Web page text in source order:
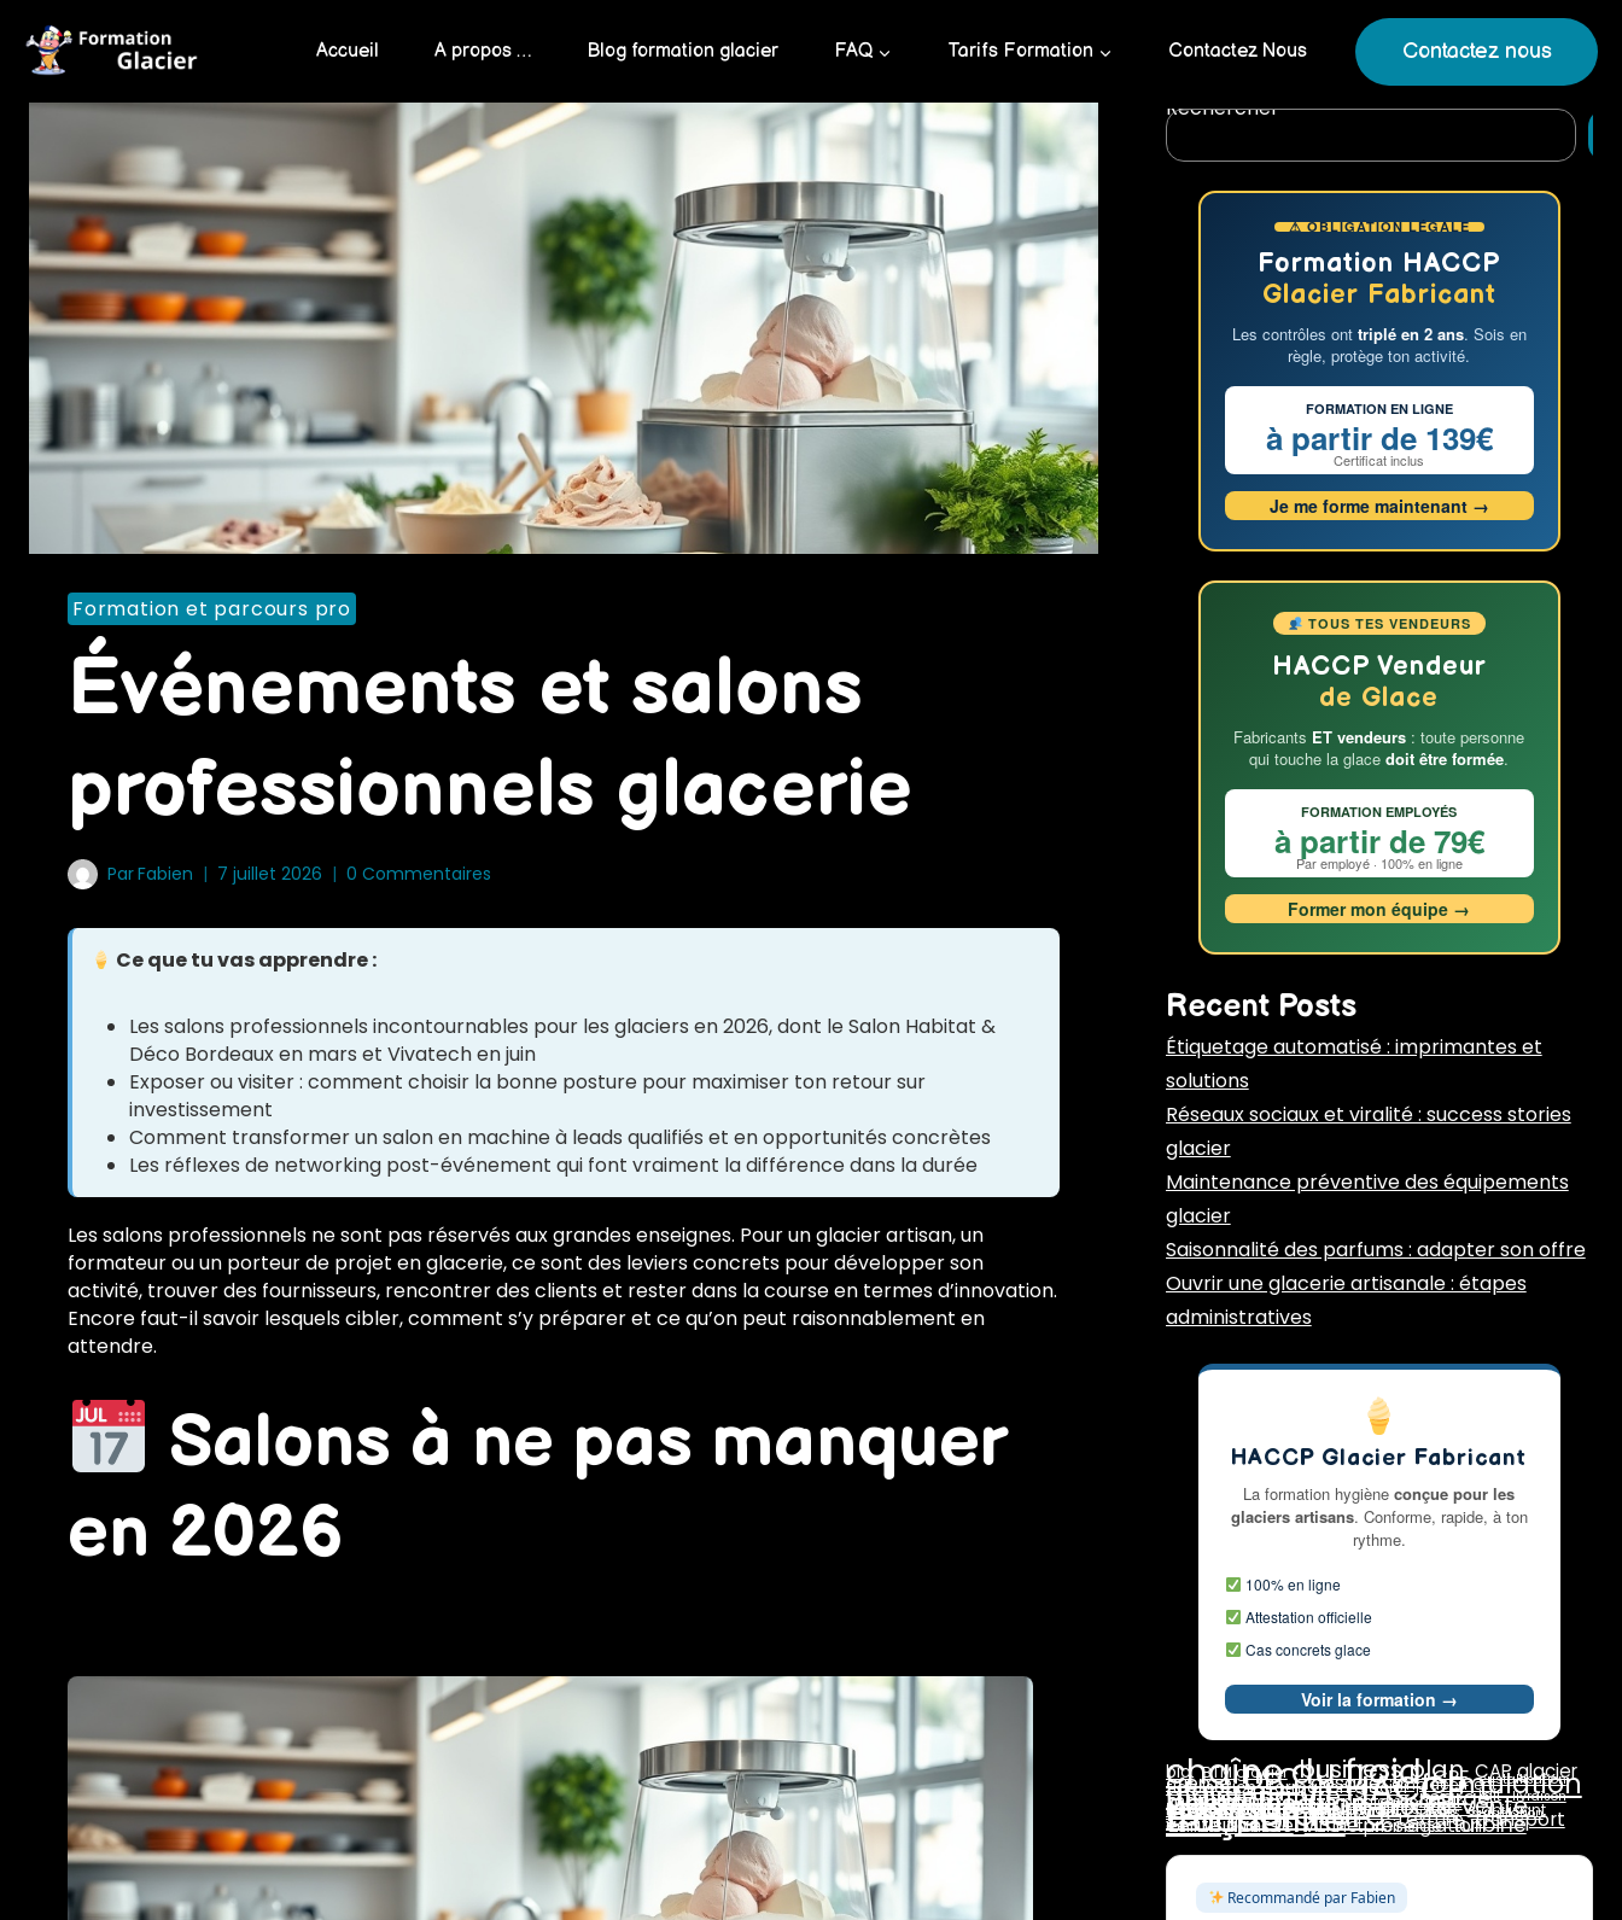
content
Accueil A propos … Blog formation glacier FAQ Tarifs Formation Contactez Nous Contactez nous
Formation et parcours pro
Événements et salons
professionnels glacerie
ParFabien 7 juillet 2026 0 Commentaires
Ce que tu vas apprendre :
Les salons professionnels incontournables pour les glaciers en 2026, dont le Salon Habitat &
Déco Bordeaux en mars et Vivatech en juin
Exposer ou visiter : comment choisir la bonne posture pour maximiser ton retour sur
investissement
Comment transformer un salon en machine à leads qualifiés et en opportunités concrètes
Les réflexes de networking post-événement qui font vraiment la différence dans la durée
Les salons professionnels ne sont pas réservés aux grandes enseignes. Pour un glacier artisan, un
formateur ou un porteur de projet en glacerie, ce sont des leviers concrets pour développer son
activité, trouver des fournisseurs, rencontrer des clients et rester dans la course en termes d’innovation.
Encore faut-il savoir lesquels cibler, comment s’y préparer et ce qu’on peut raisonnablement en
attendre.
Salons à ne pas manquer
en 2026
Rechercher
⚠ OBLIGATION LÉGALE
Formation HACCP
Glacier Fabricant
Les contrôles ont triplé en 2 ans. Sois en
règle, protège ton activité.
FORMATION EN LIGNE
à partir de 139€
Certificat inclus
Je me forme maintenant →
TOUS TES VENDEURS
HACCP Vendeur
de Glace
Fabricants ET vendeurs : toute personne
qui touche la glacedoit être formée.
FORMATION EMPLOYÉS
à partir de 79€
Par employé · 100% en ligne
Former mon équipe →
Recent Posts
Étiquetage automatisé : imprimantes et
solutions
Réseaux sociaux et viralité : success stories
glacier
Maintenance préventive des équipements
glacier
Saisonnalité des parfums : adapter son offre
Ouvrir une glacerie artisanale : étapes
administratives
HACCP Glacier Fabricant
La formation hygièneconçue pour les
glaciers artisans. Conforme, rapide, à ton
rythme.
100% en ligne
Attestation officielle
Cas concrets glace
Voir la formation →
bio BTM glacier business plan CAP glacier
chaîne du froid CPF cristallisation
crème DLC dosage emplacement
fidélisation formation glacier formulation
glace au lait HACCP lait livraison
maintenance marchés marge
maturation pannes pasteurisateur
pasteurisation prix de vente
rentabilité rotation stocks
réseaux sociaux saisonnalité stab stabilisant
stabilisants stabilisateur sucres surgélation
température texture transport
traçabilité turbinage turbine
vente directe vitrine présentation
émulsifiants
Recommandé par Fabien